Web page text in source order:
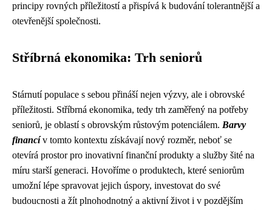
principy rovných příležitostí a přispívá k budování tolerantnější a
otevřenější společnosti.
Stříbrná ekonomika: Trh seniorů
Stárnutí populace s sebou přináší nejen výzvy, ale i obrovské
příležitosti. Stříbrná ekonomika, tedy trh zaměřený na potřeby
seniorů, je oblastí s obrovským růstovým potenciálem. Barvy
financív tomto kontextu získávají nový rozměr, neboť se
otevírá prostor pro inovativní finanční produkty a služby šité na
míru starší generaci. Hovoříme o produktech, které seniorům
umožní lépe spravovat jejich úspory, investovat do své
budoucnosti a žít plnohodnotný a aktivní život i v pozdějším